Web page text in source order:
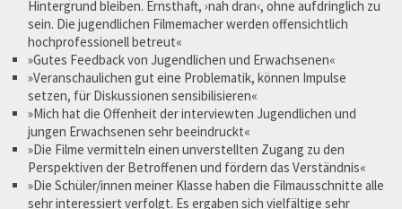
Hintergrund bleiben. Ernsthaft, ›nah dran‹, ohne aufdringlich zu
sein. Die jugendlichen Filmemacher werden offensichtlich
hochprofessionell betreut«
»Gutes Feedback von Jugendlichen und Erwachsenen«
»Veranschaulichen gut eine Problematik, können Impulse
setzen, für Diskussionen sensibilisieren«
»Mich hat die Offenheit der interviewten Jugendlichen und
jungen Erwachsenen sehr beeindruckt«
»Die Filme vermitteln einen unverstellten Zugang zu den
Perspektiven der Betroffenen und fördern das Verständnis«
»Die Schüler/innen meiner Klasse haben die Filmausschnitte alle
sehr interessiert verfolgt. Es ergaben sich vielfältige sehr